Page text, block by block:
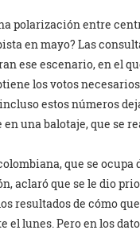
polarización entre
en mayo? Las
ese escenario, en el
los votos
estos números
una balotaje, que se
que se ocupa
aclaró que se le dio
resultados de cómo
el lunes. Pero en los